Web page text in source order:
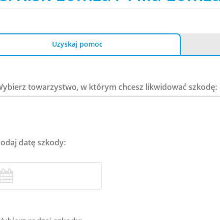
Uzyskaj pomoc
towarzystwo, w którym chcesz likwidować szkodę:
datę szkody: